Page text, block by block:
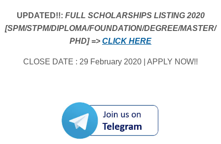
UPDATED!!: FULL SCHOLARSHIPS LISTING 2020
[SPM/STPM/DIPLOMA/FOUNDATION/DEGREE/MASTER/
PHD] => CLICK HERE
CLOSE DATE : 29 February 2020 | APPLY NOW!!